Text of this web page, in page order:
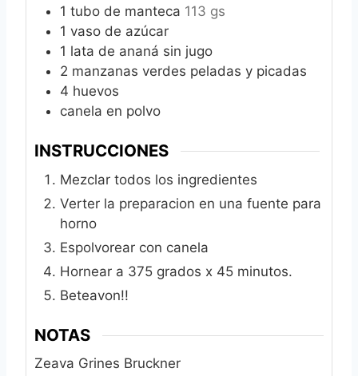
1 tubo de manteca 113 gs
1 vaso de azúcar
1 lata de ananá sin jugo
2 manzanas verdes peladas y picadas
4 huevos
canela en polvo
INSTRUCCIONES
Mezclar todos los ingredientes
Verter la preparacion en una fuente para
horno
Espolvorear con canela
Hornear a 375 grados x 45 minutos.
Beteavon!!
NOTAS
Zeava Grines Bruckner